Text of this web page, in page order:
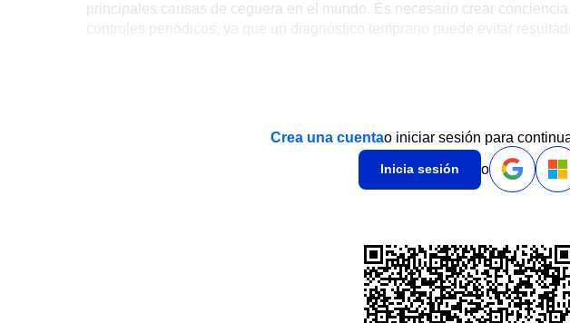
principales causas de ceguera en el mundo. Es necesario crear
Crea una cuentao iniciar sesión para
Inicia sesión o